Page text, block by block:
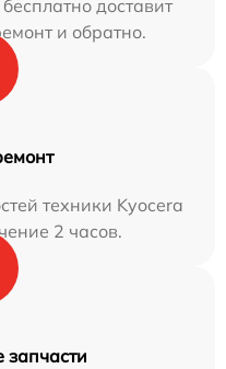
доставит
и обратно.
техники Kyocera
2 часов.